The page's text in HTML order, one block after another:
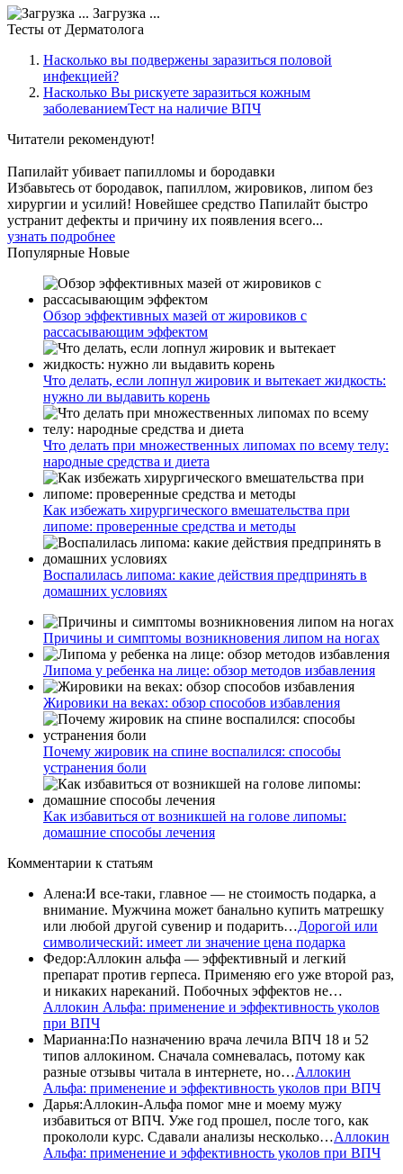
Загрузка ...
Тесты от Дерматолога
Насколько вы подвержены заразиться половой
инфекцией?
Насколько Вы рискуете заразиться кожным
заболеваниемТест на наличие ВПЧ
Читатели рекомендуют!
Папилайт убивает папилломы и бородавки
Избавьтесь от бородавок, папиллом, жировиков, липом без
хирургии и усилий! Новейшее средство Папилайт быстро
устранит дефекты и причину их появления всего...
узнать подробнее
Популярные Новые
Обзор эффективных мазей от жировиков с
рассасывающим эффектом
Что делать, если лопнул жировик и вытекает жидкость:
нужно ли выдавить корень
Что делать при множественных липомах по всему телу:
народные средства и диета
Как избежать хирургического вмешательства при
липоме: проверенные средства и методы
Воспалилась липома: какие действия предпринять в
домашних условиях
Причины и симптомы возникновения липом на ногах
Липома у ребенка на лице: обзор методов избавления
Жировики на веках: обзор способов избавления
Почему жировик на спине воспалился: способы
устранения боли
Как избавиться от возникшей на голове липомы:
домашние способы лечения
Комментарии к статьям
Алена:И все-таки, главное — не стоимость подарка, а
внимание. Мужчина может банально купить матрешку
или любой другой сувенир и подарить…Дорогой или
символический: имеет ли значение цена подарка
Федор:Аллокин альфа — эффективный и легкий
препарат против герпеса. Применяю его уже второй раз,
и никаких нареканий. Побочных эффектов не…
Аллокин Альфа: применение и эффективность уколов
при ВПЧ
Марианна:По назначению врача лечила ВПЧ 18 и 52
типов аллокином. Сначала сомневалась, потому как
разные отзывы читала в интернете, но…Аллокин
Альфа: применение и эффективность уколов при ВПЧ
Дарья:Аллокин-Альфа помог мне и моему мужу
избавиться от ВПЧ. Уже год прошел, после того, как
прокололи курс. Сдавали анализы несколько…Аллокин
Альфа: применение и эффективность уколов при ВПЧ